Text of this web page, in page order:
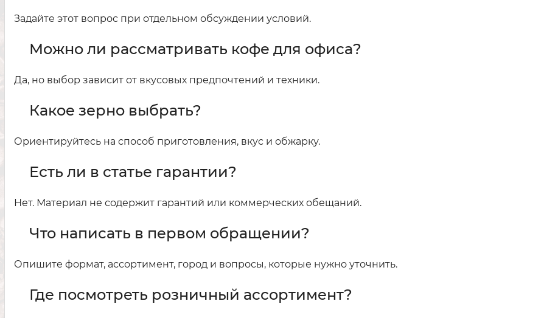
Задайте этот вопрос при отдельном обсуждении условий.
Можно ли рассматривать кофе для офиса?
Да, но выбор зависит от вкусовых предпочтений и техники.
Какое зерно выбрать?
Ориентируйтесь на способ приготовления, вкус и обжарку.
Есть ли в статье гарантии?
Нет. Материал не содержит гарантий или коммерческих обещаний.
Что написать в первом обращении?
Опишите формат, ассортимент, город и вопросы, которые нужно уточнить.
Где посмотреть розничный ассортимент?